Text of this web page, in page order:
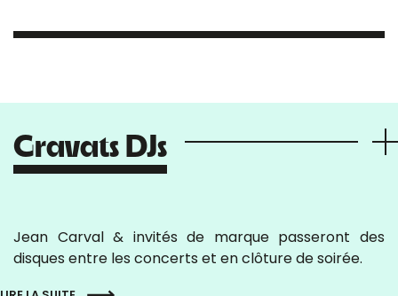
Gravats DJs
Jean Carval & invités de marque passeront des
disques entre les concerts et en clôture de soirée.